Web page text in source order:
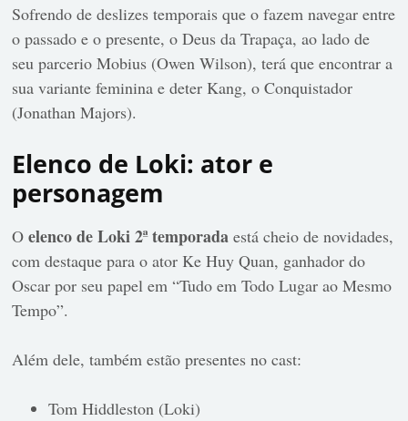
Sofrendo de deslizes temporais que o fazem navegar entre
o passado e o presente, o Deus da Trapaça, ao lado de
seu parcerio Mobius (Owen Wilson), terá que encontrar a
sua variante feminina e deter Kang, o Conquistador
(Jonathan Majors).
Elenco de Loki: ator e
personagem
Oelenco de Loki 2ª temporada está cheio de novidades,
com destaque para o ator Ke Huy Quan, ganhador do
Oscar por seu papel em “Tudo em Todo Lugar ao Mesmo
Tempo”.
Além dele, também estão presentes no cast:
Tom Hiddleston (Loki)